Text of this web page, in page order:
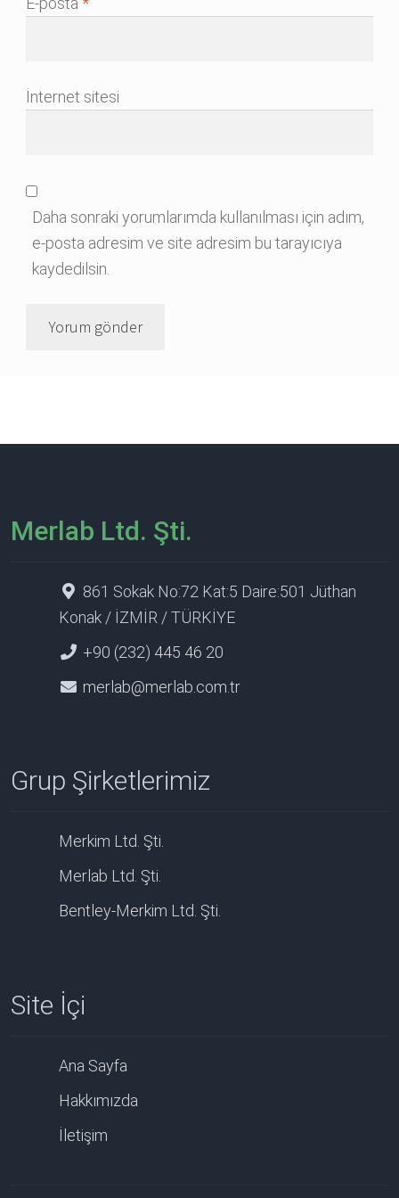
İnternet sitesi
Daha sonraki yorumlarımda kullanılması için adım,
e-posta adresim ve site adresim bu tarayıcıya
kaydedilsin.
Merlab Ltd. Şti.
861 Sokak No:72 Kat:5 Daire:501 Jüthan
Konak / İZMİR / TÜRKİYE
+90 (232) 445 46 20
merlab@merlab.com.tr
Grup Şirketlerimiz
Merkim Ltd. Şti.
Merlab Ltd. Şti.
Bentley-Merkim Ltd. Şti.
Site İçi
Ana Sayfa
Hakkımızda
İletişim